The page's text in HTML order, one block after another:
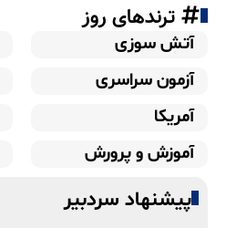
ترندهای روز
آتش سوزی
آزمون سراسری
آمریکا
آموزش و پرورش
پیشنهاد سردبیر